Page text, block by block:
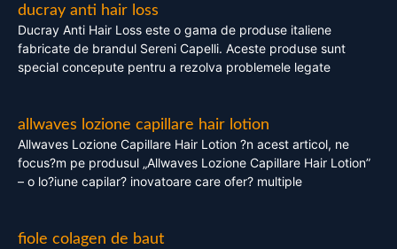
ducray anti hair loss
Ducray Anti Hair Loss este o gama de produse italiene
fabricate de brandul Sereni Capelli. Aceste produse sunt
special concepute pentru a rezolva problemele legate
allwaves lozione capillare hair lotion
Allwaves Lozione Capillare Hair Lotion ?n acest articol, ne
focus?m pe produsul „Allwaves Lozione Capillare Hair Lotion”
– o lo?iune capilar? inovatoare care ofer? multiple
fiole colagen de baut